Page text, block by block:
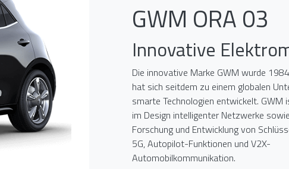
GWM ORA 03
Innovative
Die innovative Marke GWM wurde
hat sich seitdem zu einem globalen
smarte Technologien entwickelt. GWM
im Design intelligenter Netzwerke
Forschung und Entwicklung von
5G, Autopilot-Funktionen und V2X-
Automobilkommunikation.